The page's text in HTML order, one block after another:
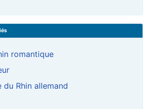
romantique
du Rhin allemand